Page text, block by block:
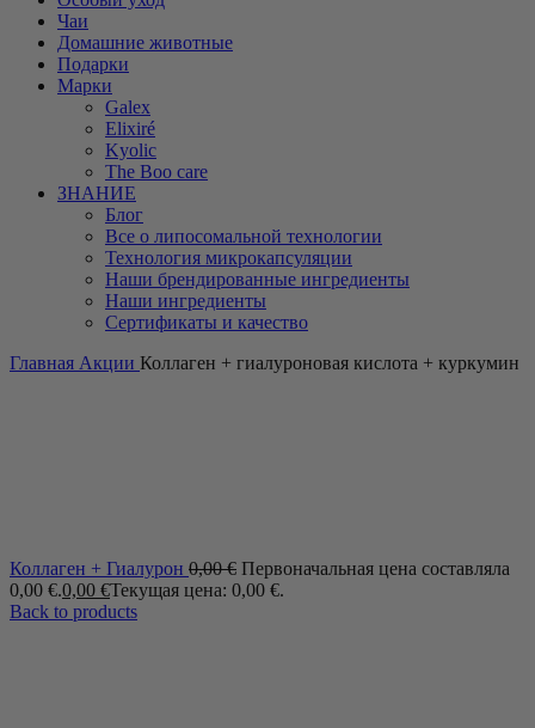
Чаи
Домашние животные
Подарки
Марки
Galex
Elixiré
Kyolic
The Boo care
ЗНАНИЕ
Блог
Все о липосомальной технологии
Технология микрокапсуляции
Наши брендированные ингредиенты
Наши ингредиенты
Сертификаты и качество
Главная Акции Коллаген + гиалуроновая кислота + куркумин
Коллаген + Гиалурон 0,00€ Первоначальная цена составляла
0,00 €.0,00 €Текущая цена: 0,00 €.
Back to products